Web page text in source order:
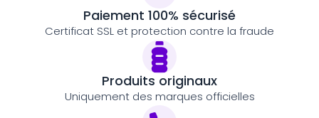
Paiement 100% sécurisé
Certificat SSL et protection contre la fraude
Produits originaux
Uniquement des marques officielles